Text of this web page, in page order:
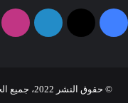
فيسبوك
‫X لينكدإن
© حقوق النشر 2022، جميع الحقوق محفوظة | نسخه تجريبية |